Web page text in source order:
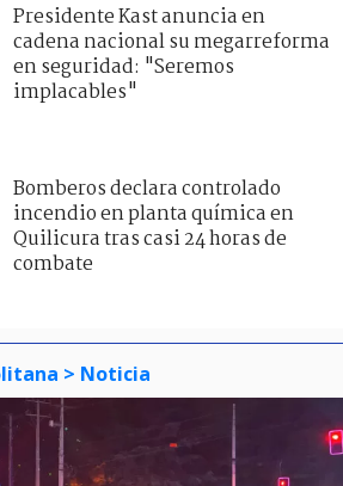
Presidente Kast anuncia en
cadena nacional su megarreforma
en seguridad: "Seremos
implacables"
Bomberos declara controlado
incendio en planta química en
Quilicura tras casi 24 horas de
combate